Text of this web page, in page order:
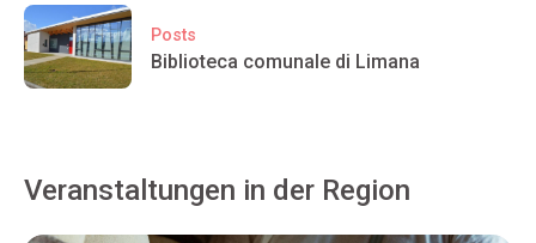
Posts
Biblioteca comunale di Limana
Veranstaltungen in der Region